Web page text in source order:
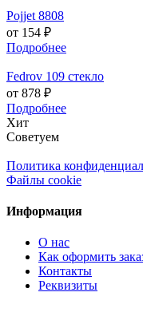
Pojjet 8808
от 154 ₽
Подробнее
Fedrov 109 стекло
от 878 ₽
Подробнее
Хит
Советуем
Политика
Файлы cookie
Информация
О нас
Как оформить
Контакты
Реквизиты